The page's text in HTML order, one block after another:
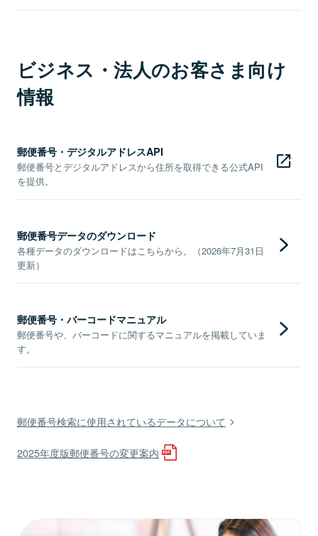
ビジネス・法人のお客さま向け
情報
郵便番号・デジタルアドレスAPI
郵便番号とデジタルアドレスから住所を取得できる公式API
を提供。
郵便番号データのダウンロード
各種データのダウンロードはこちらから。（2026年7月31日
更新）
郵便番号・バーコードマニュアル
郵便番号や、バーコードに関するマニュアルを掲載していま
す。
郵便番号検索に使用されているデータについて
2025年度版郵便番号の変更案内